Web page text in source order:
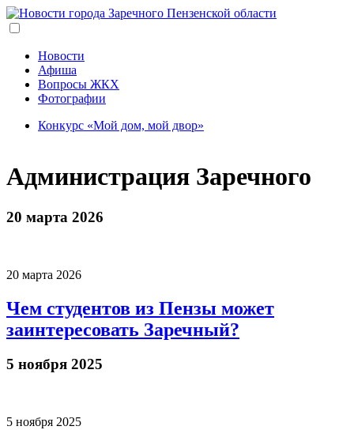
Перейти
к
содержанию
Новости
Афиша
Вопросы ЖКХ
Фотографии
Конкурс «Мой дом, мой двор»
Администрация Заречного
20 марта 2026
20 марта 2026
Чем студентов из Пензы может
заинтересовать Заречный?
5 ноября 2025
5 ноября 2025